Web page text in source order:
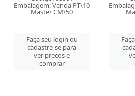
Embalagem: Venda PT\10
Master CM\50
Faça seu login ou
cadastre-se para
ver preços e
comprar